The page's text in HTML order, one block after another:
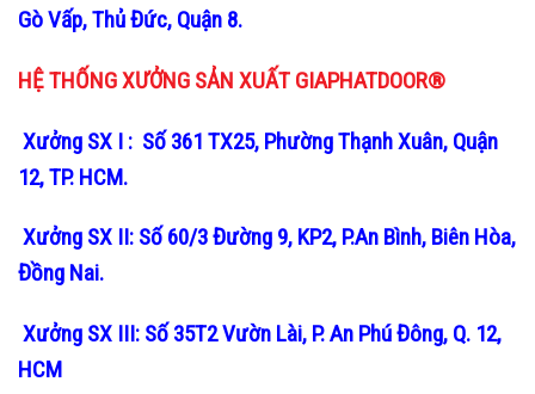
Gò Vấp, Thủ Đức, Quận 8.
HỆ THỐNG XƯỞNG SẢN XUẤT GIAPHATDOOR®
Xưởng SX I : Số 361 TX25, Phường Thạnh Xuân, Quận
12, TP. HCM.
Xưởng SX II: Số 60/3 Đường 9, KP2, P.An Bình, Biên Hòa,
Đồng Nai.
Xưởng SX III: Số 35T2 Vườn Lài, P. An Phú Đông, Q. 12,
HCM